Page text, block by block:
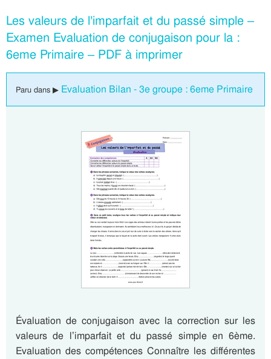
Les valeurs de l’imparfait et du passé simple –
Examen Evaluation de conjugaison pour la :
6eme Primaire – PDF à imprimer
Paru dans ▶ Evaluation Bilan - 3e groupe : 6eme Primaire
Évaluation de conjugaison avec la correction sur les
valeurs de l’imparfait et du passé simple en 6ème.
Evaluation des compétences Connaître les différentes